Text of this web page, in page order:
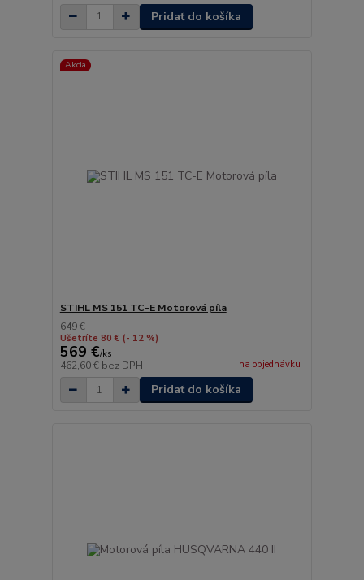
Pridať do košíka
Akcia
STIHL MS 151 TC-E Motorová píla
649 €
Ušetríte 80 € (- 12 %)
569 €/ks
462,60 € bez DPH na objednávku
Pridať do košíka